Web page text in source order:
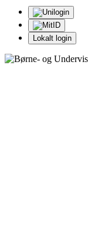
Lokalt login